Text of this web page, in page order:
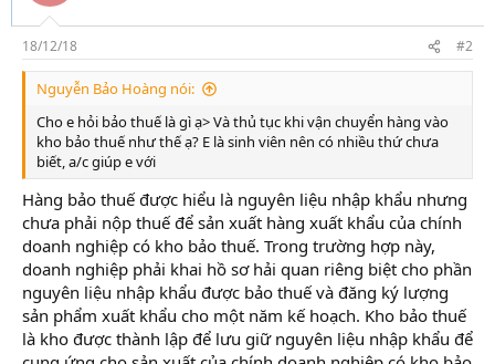
18/12/18 #2
Nguyễn Bảo Hoàng nói:
Cho e hỏi bảo thuế là gì ạ> Và thủ tục khi vận chuyển hàng vào
kho bảo thuế như thế ạ? E là sinh viên nên có nhiều thứ chưa
biết, a/c giúp e với
Hàng bảo thuế được hiểu là nguyên liệu nhập khẩu nhưng
chưa phải nộp thuế để sản xuất hàng xuất khẩu của chính
doanh nghiệp có kho bảo thuế. Trong trường hợp này,
doanh nghiệp phải khai hồ sơ hải quan riêng biệt cho phần
nguyên liệu nhập khẩu được bảo thuế và đăng ký lượng
sản phẩm xuất khẩu cho một năm kế hoạch. Kho bảo thuế
là kho được thành lập để lưu giữ nguyên liệu nhập khẩu để